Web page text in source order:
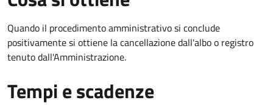
Quando il procedimento amministrativo si conclude
positivamente si ottiene la cancellazione dall'albo o registro
tenuto dall'Amministrazione.
Tempi e scadenze